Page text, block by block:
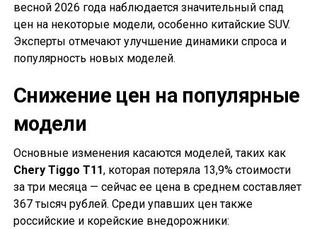
весной 2026 года наблюдается значительный спад
цен на некоторые модели, особенно китайские SUV.
Эксперты отмечают улучшение динамики спроса и
популярность новых моделей.
Снижение цен на популярные
модели
Основные изменения касаются моделей, таких как
Chery Tiggo T11, которая потеряла 13,9% стоимости
за три месяца — сейчас ее цена в среднем составляет
367 тысяч рублей. Среди упавших цен также
российские и корейские внедорожники: